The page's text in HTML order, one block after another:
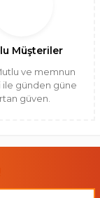
Müşteriler
ve memnun
ile günden güne
güven.